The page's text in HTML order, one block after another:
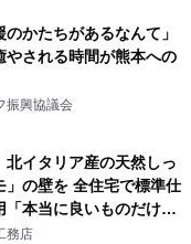
のかたちがあるなんて」
やされる時間が熊本への
振興協議会
北イタリア産の天然しっ
」の壁を 全住宅で標準仕
「本当に良いものだけに
務店